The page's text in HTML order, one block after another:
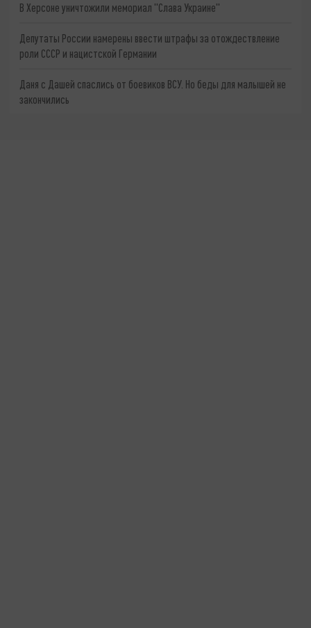
В Херсоне уничтожили мемориал "Слава Украине"
Депутаты России намерены ввести штрафы за отождествление
роли СССР и нацистской Германии
Даня с Дашей спаслись от боевиков ВСУ. Но беды для малышей не
закончились